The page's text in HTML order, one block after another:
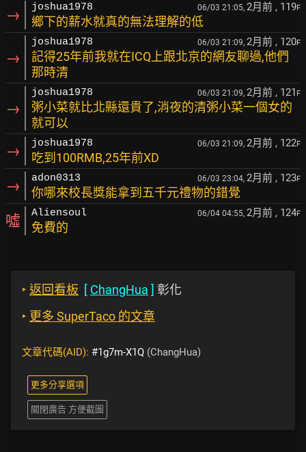
→ joshua1978 06/03 21:05, 2月前 , 119F
鄉下的薪水就真的無法理解的低
→
joshua1978 06/03 21:09, 2月前 , 120F
記得25年前我就在ICQ上跟北京的網友聊過,他們
那時清
→
joshua1978 06/03 21:09, 2月前 , 121 F
粥小菜就比北縣還貴了,消夜的清粥小菜一個女的
就可以
→ joshua1978 06/03 21:09, 2月前 , 122F
吃到100RMB,25年前XD
→ adon0313 06/03 23:04, 2月前 , 123F
你哪來校長獎能拿到五千元禮物的錯覺
噓 Aliensoul 06/04 04:55, 2月前 , 124F
免費的
‣ 返回看板 [ ChangHua ] 彰化
‣ 更多 SuperTaco 的文章
文章代碼(AID): #1g7m-X1Q (ChangHua)
更多分享選項
關閉廣告 方便截圖